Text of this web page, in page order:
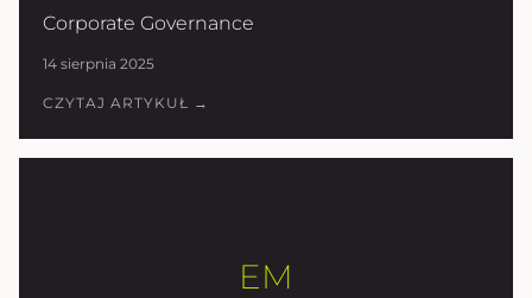
Corporate Governance
14 sierpnia 2025
CZYTAJ ARTYKUŁ →
EM